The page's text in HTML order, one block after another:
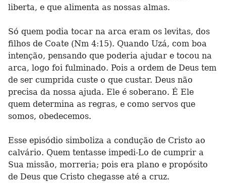
liberta, e que alimenta as nossas almas.
Só quem podia tocar na arca eram os levitas, dos
filhos de Coate (Nm 4:15). Quando Uzá, com boa
intenção, pensando que poderia ajudar e tocou na
arca, logo foi fulminado. Pois a ordem de Deus tem
de ser cumprida custe o que custar. Deus não
precisa da nossa ajuda. Ele é soberano. É Ele
quem determina as regras, e como servos que
somos, obedecemos.
Esse episódio simboliza a condução de Cristo ao
calvário. Quem tentasse impedi-Lo de cumprir a
Sua missão, morreria; pois era plano e propósito
de Deus que Cristo chegasse até a cruz.